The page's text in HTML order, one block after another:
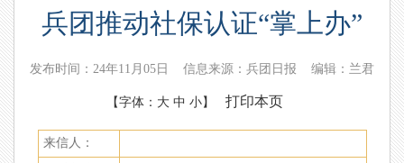
兵团推动社保认证“掌上办”
发布时间：24年11月05日 信息来源：兵团日报 编辑：兰君
【字体： 大 中 小】 打印本页
来信人：